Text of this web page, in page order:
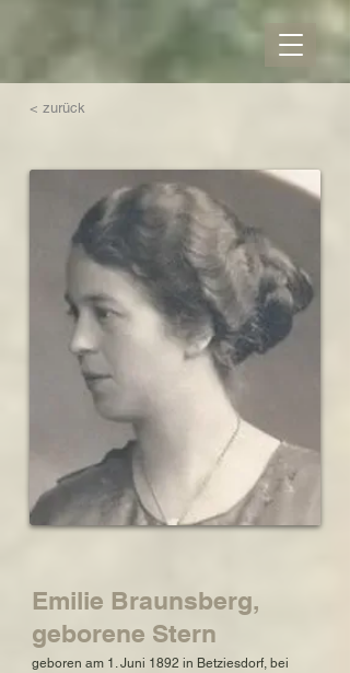
< zurück
Emilie Braunsberg,
geborene Stern
geboren am 1. Juni 1892 in Betziesdorf, bei